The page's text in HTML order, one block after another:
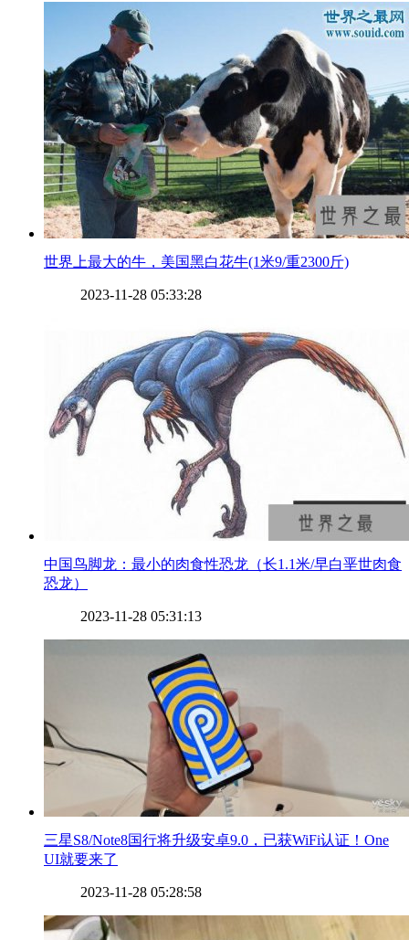
​世界上最大的牛，美国黑白花牛(1米9/重2300斤)
2023-11-28 05:33:28
​中国鸟脚龙：最小的肉食性恐龙（长1.1米/早白垩世肉食
恐龙）
2023-11-28 05:31:13
​三星S8/Note8国行将升级安卓9.0，已获WiFi认证！One
UI就要来了
2023-11-28 05:28:58